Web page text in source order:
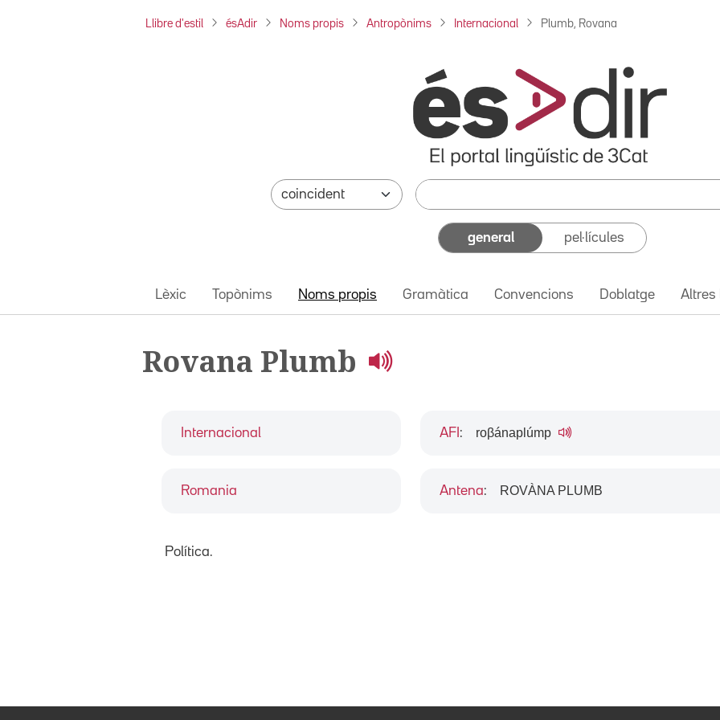
Llibre d'estil ésAdir Noms propis Antropònims Internacional Plumb, Rovana
general pel·lícules
Lèxic Topònims Noms propis Gramàtica Convencions Doblatge Altres
Rovana Plumb
Internacional
Romania
AFI : roβánaplúmp
Antena: ROVÀNA PLUMB
Política.